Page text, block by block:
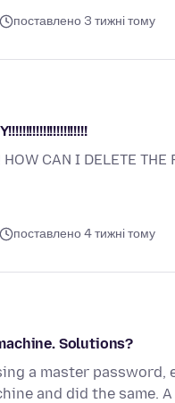
поставлено 3 тижні тому
CAN I DELETE
поставлено 4 тижні тому
Solutions?
a master password,
and did the same.